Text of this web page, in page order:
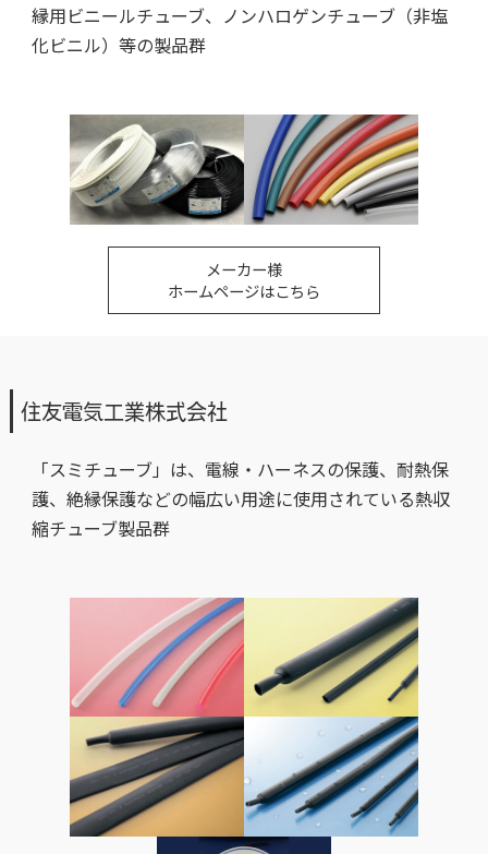
縁用ビニールチューブ、ノンハロゲンチューブ（非塩
化ビニル）等の製品群
メーカー様
ホームページはこちら
住友電気工業株式会社
「スミチューブ」は、電線・ハーネスの保護、耐熱保
護、絶縁保護などの幅広い用途に使用されている熱収
縮チューブ製品群